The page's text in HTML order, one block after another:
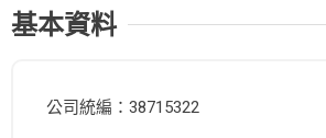
基本資料
公司統編：38715322